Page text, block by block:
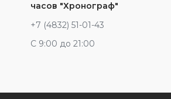
часов "Хронограф"
+7 (4832) 51-01-43
С 9:00 до 21:00